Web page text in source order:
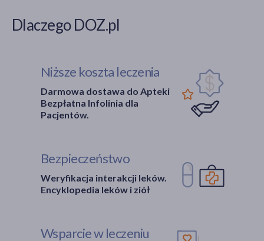
Dlaczego DOZ.pl
Niższe koszta leczenia
Darmowa dostawa do Apteki
Bezpłatna Infolinia dla
Pacjentów.
Bezpieczeństwo
Weryfikacja interakcji leków.
Encyklopedia leków i ziół
Wsparcie w leczeniu